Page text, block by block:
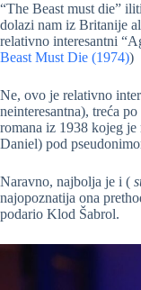
“The Beast must die”
dolazi nam iz Britanije
relativno interesantni
Beast Must Die (1974))
Ne, ovo je relativno
neinteresantna), treća
romana iz 1938 kojeg
Daniel) pod
Naravno, najbolja je i (
najopoznatija ona
podario Klod Šabrol.